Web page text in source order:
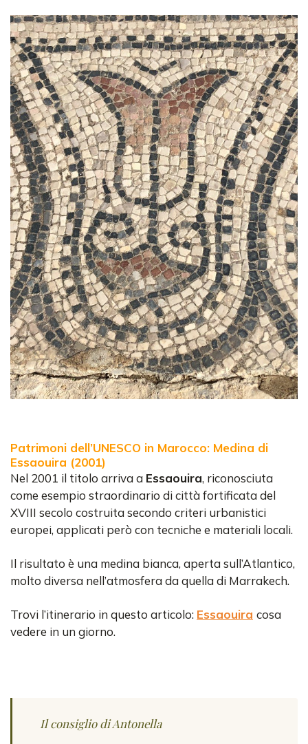
Patrimoni dell’UNESCO in Marocco: Medina di
Essaouira (2001)
Nel 2001 il titolo arriva a Essaouira, riconosciuta
come esempio straordinario di città fortificata del
XVIII secolo costruita secondo criteri urbanistici
europei, applicati però con tecniche e materiali locali.
Il risultato è una medina bianca, aperta sull’Atlantico,
molto diversa nell’atmosfera da quella di Marrakech.
Trovi l’itinerario in questo articolo: Essaouira cosa
vedere in un giorno.
Il consiglio di Antonella